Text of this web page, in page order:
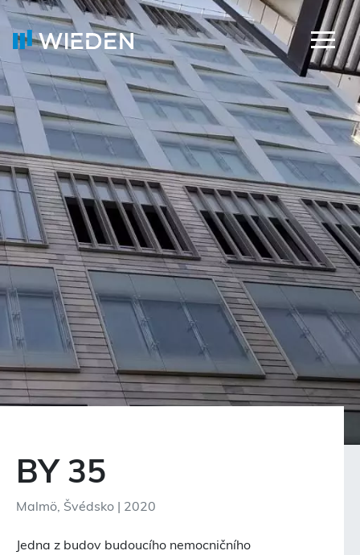
BY 35
Malmö, Švédsko | 2020
Jedna z budov budoucího nemocničního